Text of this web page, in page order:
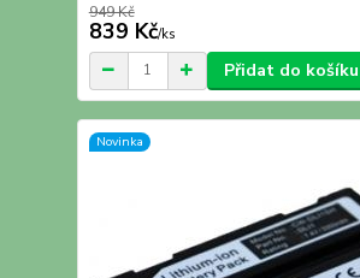
949 Kč
839 Kč/ks
Přidat do košíku
Novinka